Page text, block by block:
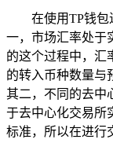
在使用TP钱
一，市场汇率处于
的这个过程中，汇
的转入币种数量与
其二，不同的去中
于去中心化交易所
标准，所以在进行